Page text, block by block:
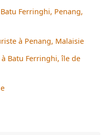
Ferringhi, Penang,
à Penang, Malaisie
Batu Ferringhi, île de